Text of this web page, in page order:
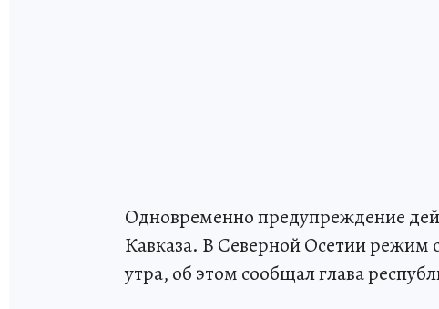
Одновременно предупреждение
Кавказа. В Северной Осетии режим
утра, об этом сообщал глава